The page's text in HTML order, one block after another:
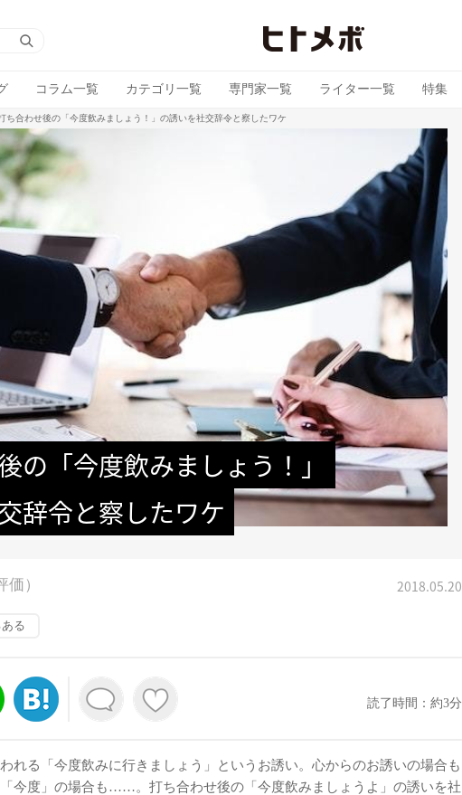
コラム一覧 カテゴリ一覧 専門家一覧 ライター一覧 特集
ち合わせ後の「今度飲みましょう！」の誘いを社交辞令と察したワケ
の「今度飲みましょう！」
辞令と察したワケ
価） 2018.05.20
る
読了時間：約3分
れる「今度飲みに行きましょう」というお誘い。心からのお誘いの場合も
今度」の場合も……。打ち合わせ後の「今度飲みましょうよ」の誘いを社